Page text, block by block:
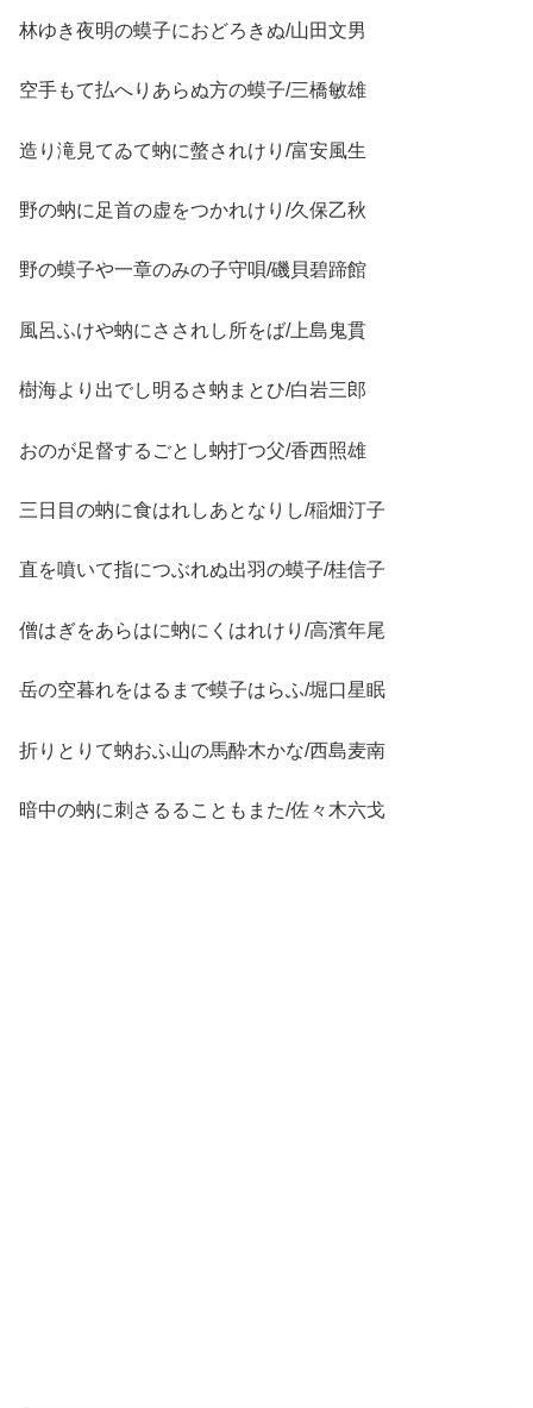
林ゆき夜明の蟆子におどろきぬ/山田文男
空手もて払へりあらぬ方の蟆子/三橋敏雄
造り滝見てゐて蚋に螫されけり/富安風生
野の蚋に足首の虚をつかれけり/久保乙秋
野の蟆子や一章のみの子守唄/磯貝碧蹄館
風呂ふけや蚋にさされし所をば/上島鬼貫
樹海より出でし明るさ蚋まとひ/白岩三郎
おのが足督するごとし蚋打つ父/香西照雄
三日目の蚋に食はれしあとなりし/稲畑汀子
直を噴いて指につぶれぬ出羽の蟆子/桂信子
僧はぎをあらはに蚋にくはれけり/高濱年尾
岳の空暮れをはるまで蟆子はらふ/堀口星眠
折りとりて蚋おふ山の馬酔木かな/西島麦南
暗中の蚋に刺さるることもまた/佐々木六戈